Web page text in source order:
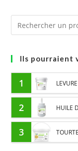
Ils pourraient
1
2 HUILE
DE
3